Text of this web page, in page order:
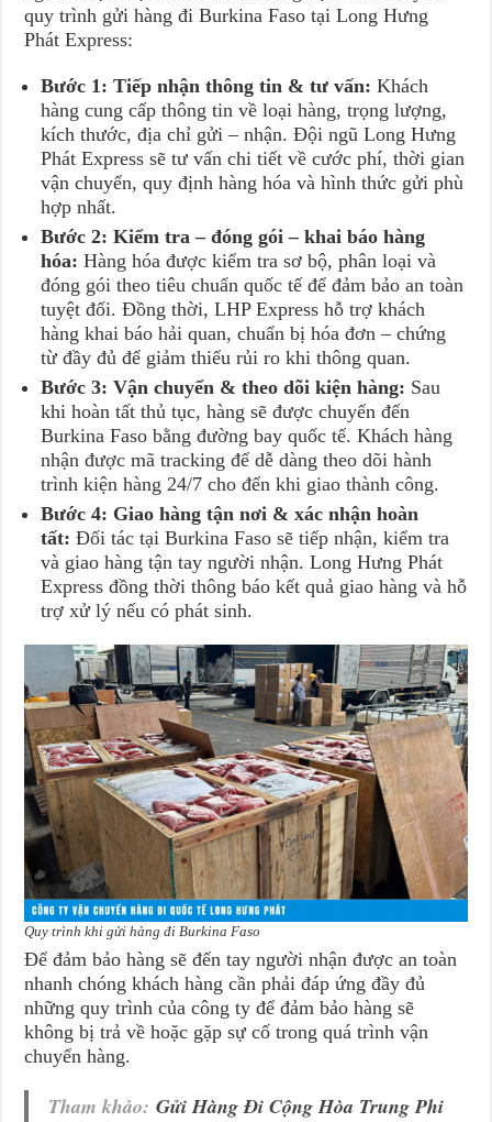
quy trình gửi hàng đi Burkina Faso tại Long Hưng
Phát Express:
Bước 1: Tiếp nhận thông tin & tư vấn:Khách
hàng cung cấp thông tin về loại hàng, trọng lượng,
kích thước, địa chỉ gửi – nhận. Đội ngũ Long Hưng
Phát Express sẽ tư vấn chi tiết về cước phí, thời gian
vận chuyển, quy định hàng hóa và hình thức gửi phù
hợp nhất.
Bước 2: Kiểm tra – đóng gói – khai báo hàng
hóa:Hàng hóa được kiểm tra sơ bộ, phân loại và
đóng gói theo tiêu chuẩn quốc tế để đảm bảo an toàn
tuyệt đối. Đồng thời, LHP Express hỗ trợ khách
hàng khai báo hải quan, chuẩn bị hóa đơn – chứng
từ đầy đủ để giảm thiểu rủi ro khi thông quan.
Bước 3: Vận chuyển & theo dõi kiện hàng: Sau
khi hoàn tất thủ tục, hàng sẽ được chuyển đến
Burkina Faso bằng đường bay quốc tế. Khách hàng
nhận được mã tracking để dễ dàng theo dõi hành
trình kiện hàng 24/7 cho đến khi giao thành công.
Bước 4: Giao hàng tận nơi & xác nhận hoàn
tất:Đối tác tại Burkina Faso sẽ tiếp nhận, kiểm tra
và giao hàng tận tay người nhận. Long Hưng Phát
Express đồng thời thông báo kết quả giao hàng và hỗ
trợ xử lý nếu có phát sinh.
Quy trình khi gửi hàng đi Burkina Faso
Để đảm bảo hàng sẽ đến tay người nhận được an toàn
nhanh chóng khách hàng cần phải đáp ứng đầy đủ
những quy trình của công ty để đảm bảo hàng sẽ
không bị trả về hoặc gặp sự cố trong quá trình vận
chuyển hàng.
Tham khảo:Gửi Hàng Đi Cộng Hòa Trung Phi